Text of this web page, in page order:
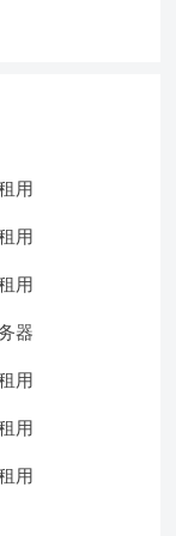
用
用
用
器
用
用
用